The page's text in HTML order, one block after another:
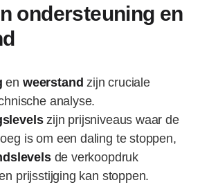
ondersteuning en
en weerstand zijn cruciale
analyse.
zijn prijsniveaus waar de
is om een daling te stoppen,
de verkoopdruk
prijsstijging kan stoppen.